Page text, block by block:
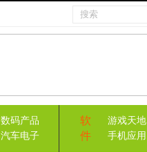
数码产品
汽车电子
软
件
游戏天地
手机应用